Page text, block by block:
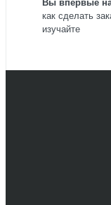
как сделать
изучайте